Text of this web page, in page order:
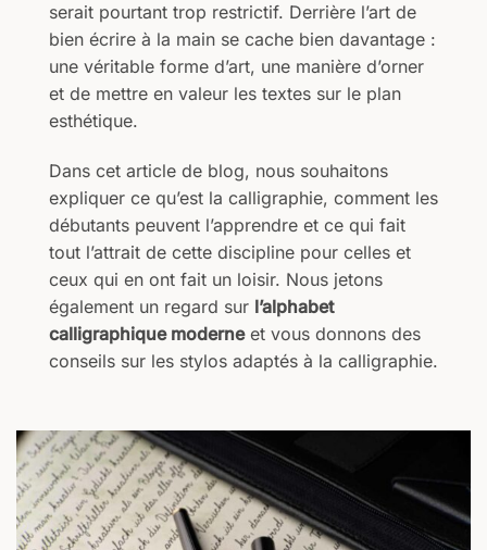
serait pourtant trop restrictif. Derrière l’art de
bien écrire à la main se cache bien davantage :
une véritable forme d’art, une manière d’orner
et de mettre en valeur les textes sur le plan
esthétique.
Dans cet article de blog, nous souhaitons
expliquer ce qu’est la calligraphie, comment les
débutants peuvent l’apprendre et ce qui fait
tout l’attrait de cette discipline pour celles et
ceux qui en ont fait un loisir. Nous jetons
également un regard sur l’alphabet
calligraphique moderneet vous donnons des
conseils sur les stylos adaptés à la calligraphie.